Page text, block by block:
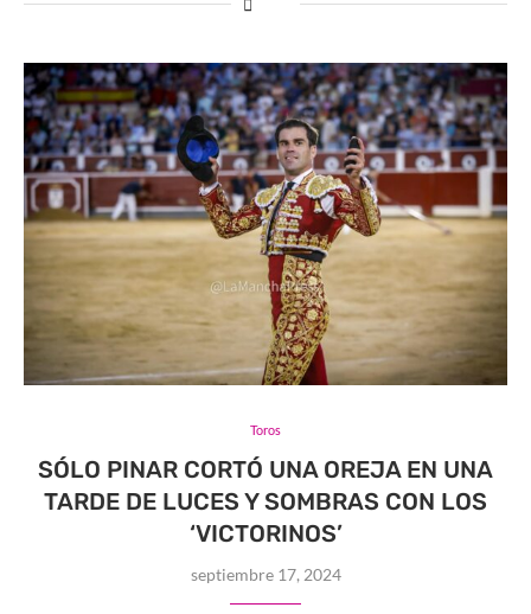
Toros
SÓLO PINAR CORTÓ UNA OREJA EN UNA
TARDE DE LUCES Y SOMBRAS CON LOS
‘VICTORINOS’
septiembre 17, 2024